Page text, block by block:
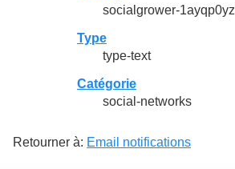
socialgrower-1ayqp0yz
Type
type-text
Catégorie
social-networks
Retourner à: Email notifications